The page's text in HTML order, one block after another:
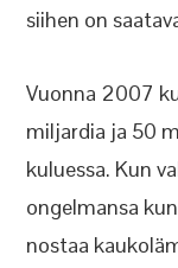
siihen on
Vuonna 2007
miljardia ja 50
kuluessa. Kun
ongelmansa
nostaa